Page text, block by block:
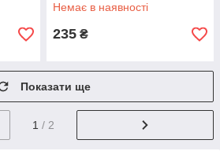
Немає в наявності
235 ₴
Показати ще
1 / 2